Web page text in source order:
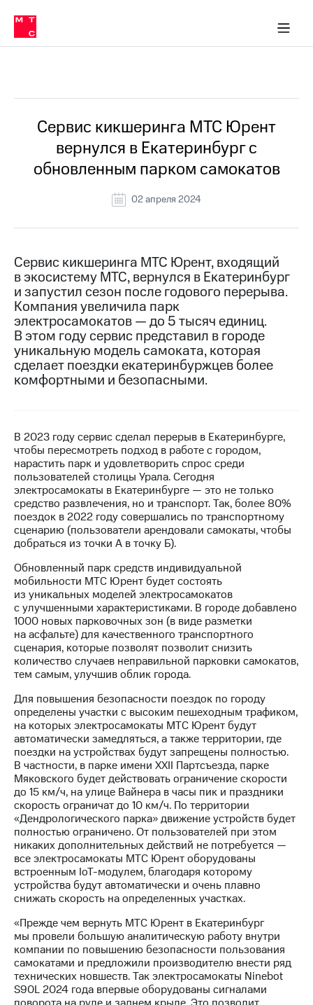
Медиа-центр
и акционерам
Устойчивое развитие
Комплаенс и деловая этика
компании
Карьера
История
компании
Руководство
информация
Контакты
Медиа-центр
Пресс-
релизы
МТС
о технологиях
Достижения
отчетность
Контакты
Новости
в
регионе
и акционерам
Корпоративное
управление
Корпоративный
секретарь
Раскрытие
информации
Информация
акционерам
Документы
ПАО
"МТС"
Собрания
акционеров
Личный
кабинет
акционера
Акционерный
капитал
Контроль
и
аудит
Рынок
акций
Описание
приобретения
Порядок
выкупа
акций
Дивиденды
Рынок
в МТС
Пресс-
релизы
МТС
о технологиях
Сервис кикшеринга МТС Юрент
вернулся в Екатеринбург с
обновленным парком самокатов
02 апреля 2024
Сервис кикшеринга МТС Юрент, входящий
в экосистему МТС, вернулся в Екатеринбург
и запустил сезон после годового перерыва.
Компания увеличила парк
электросамокатов — до 5 тысяч единиц.
В этом году сервис представил в городе
уникальную модель самоката, которая
сделает поездки екатеринбуржцев более
комфортными и безопасными.
В 2023 году сервис сделал перерыв в Екатеринбурге,
чтобы пересмотреть подход в работе с городом,
нарастить парк и удовлетворить спрос среди
пользователей столицы Урала. Сегодня
электросамокаты в Екатеринбурге — это не только
средство развлечения, но и транспорт. Так, более 80%
поездок в 2022 году совершались по транспортному
сценарию (пользователи арендовали самокаты, чтобы
добраться из точки А в точку Б).
Обновленный парк средств индивидуальной
мобильности МТС Юрент будет состоять
из уникальных моделей электросамокатов
с улучшенными характеристиками. В городе добавлено
1000 новых парковочных зон (в виде разметки
на асфальте) для качественного транспортного
сценария, которые позволят позволит снизить
количество случаев неправильной парковки самокатов,
тем самым, улучшив облик города.
Для повышения безопасности поездок по городу
определены участки с высоким пешеходным трафиком,
на которых электросамокаты МТС Юрент будут
автоматически замедляться, а также территории, где
поездки на устройствах будут запрещены полностью.
В частности, в парке имени XXII Партсъезда, парке
Мяковского будет действовать ограничение скорости
до 15 км/ч, на улице Вайнера в часы пик и праздники
скорость ограничат до 10 км/ч. По территории
«Дендрологического парка» движение устройств будет
полностью ограничено. От пользователей при этом
никаких дополнительных действий не потребуется —
все электросамокаты МТС Юрент оборудованы
встроенным IoT-модулем, благодаря которому
устройства будут автоматически и очень плавно
снижать скорость на определенных участках.
«Прежде чем вернуть МТС Юрент в Екатеринбург
мы провели большую аналитическую работу внутри
компании по повышению безопасности пользования
самокатами и предложили производителю внести ряд
технических новшеств. Так электросамокаты Ninebot
S90L 2024 года впервые оборудованы сигналами